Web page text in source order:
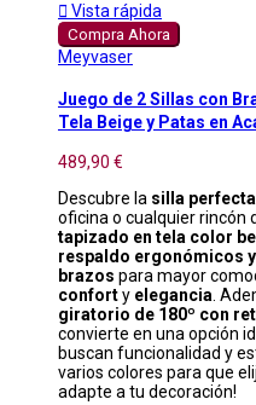
 Vista rápida
Compra Ahora
Meyvaser
Juego de 2 Sillas con
Tela Beige y Patas en
489,90 €
Descubre la silla perfecta
oficina o cualquier rincón
tapizado en tela color
respaldo ergonómicos
brazos para mayor
conforty elegancia .
giratorio de 180º con
convierte en una opción
buscan funcionalidad y
varios colores para que
adapte a tu decoración!